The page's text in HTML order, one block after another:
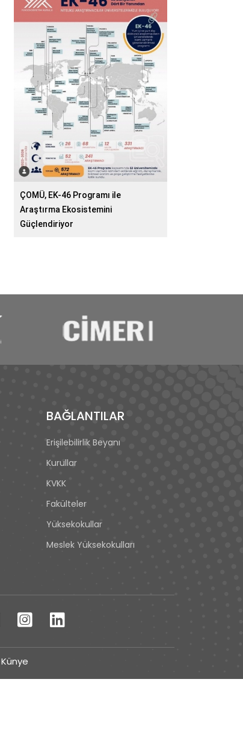
ÇOMÜ, EK-46 Programı ile
Araştırma Ekosistemini
Güçlendiriyor
BAĞLANTILAR
Erişilebilirlik Beyanı
Kurullar
KVKK
Fakülteler
Yüksekokullar
Meslek Yüksekokulları
Künye